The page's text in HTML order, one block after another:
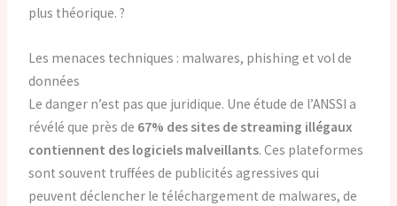
plus théorique. ?
Les menaces techniques : malwares, phishing et vol de
données
Le danger n’est pas que juridique. Une étude de l’ANSSI a
révélé que près de 67% des sites de streaming illégaux
contiennent des logiciels malveillants. Ces plateformes
sont souvent truffées de publicités agressives qui
peuvent déclencher le téléchargement de malwares, de